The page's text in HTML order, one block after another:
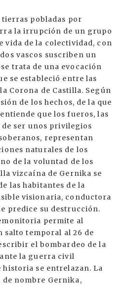
tierras pobladas por
la irrupción de un grupo
vida de la colectividad, con
vascos suscriben un
trata de una evocación
se estableció entre las
Corona de Castilla. Según
de los hechos, de la que
que los fueros, las
de ser unos privilegios
representan
naturales de los
de la voluntad de los
vizcaína de Gernika se
las habitantes de la
visionaria, conductora
predice su destrucción.
permite al
temporal al 26 de
el bombardeo de la
la guerra civil
historia se entrelazan. La
nombre Gernika,